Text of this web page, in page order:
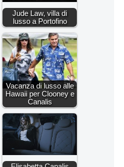
Jude Law, villa di
lusso a Portofino
Vacanza di lusso alle
Hawaii per Clooney e
Canalis